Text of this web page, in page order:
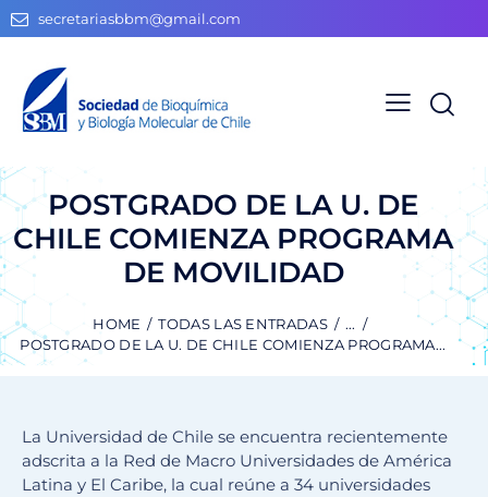
secretariasbbm@gmail.com
POSTGRADO DE LA U. DE
CHILE COMIENZA PROGRAMA
DE MOVILIDAD
HOME TODAS LAS ENTRADAS
...
POSTGRADO DE LA U. DE CHILE COMIENZA PROGRAMA...
La Universidad de Chile se encuentra recientemente
adscrita a la Red de Macro Universidades de América
Latina y El Caribe, la cual reúne a 34 universidades